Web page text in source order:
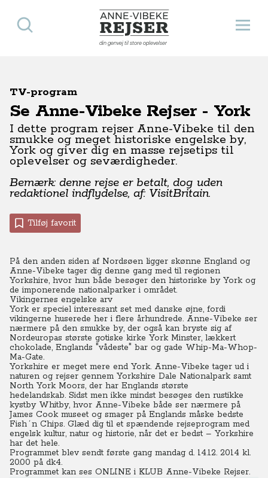
Anne-Vibeke Rejser
din genvej til store oplevelser
Åbn
Søg
TV-program
Se Anne-Vibeke Rejser - York
I dette program rejser Anne-Vibeke til den
smukke og meget historiske engelske by,
York og giver dig en masse rejsetips til
oplevelser og seværdigheder.
Bemærk: denne rejse er betalt, dog uden
redaktionel indflydelse, af: VisitBritain.
Tilføj favorit
På den anden siden af Nordsøen ligger skønne England og
Anne-Vibeke tager dig denne gang med til regionen
Yorkshire, hvor hun både besøger den historiske by York og
de imponerende nationalparker i området.
Vikingernes engelske arv
York er speciel interessant set med danske øjne, fordi
vikingerne huserede her i flere århundrede. Anne-Vibeke ser
nærmere på den smukke by, der også kan bryste sig af
Nordeuropas største gotiske kirke York Minster, lækkert
chokolade, Englands "vådeste" bar og gade Whip-Ma-Whop-
Ma-Gate.
Yorkshire er meget mere end York. Anne-Vibeke tager ud i
naturen og rejser gennem Yorkshire Dale Nationalpark samt
North York Moors, der har Englands største
hedelandskab. Sidst men ikke mindst besøges den rustikke
kystby Whitby, hvor Anne-Vibeke både ser nærmere på
James Cook museet og smager på Englands måske bedste
Fish´n Chips. Glæd dig til et spændende rejseprogram med
engelsk kultur, natur og historie, når det er bedst – Yorkshire
har det hele.
Programmet blev sendt første gang mandag d. 14.12. 2014 kl.
20.00 på dk4.
Programmet kan ses ONLINEi KLUB Anne-Vibeke Rejser.